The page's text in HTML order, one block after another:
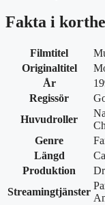
Fakta i
Filmtitel
Originaltitel
År
Regissör
Huvudroller
Genre
Längd
Produktion
Streamingtjänster